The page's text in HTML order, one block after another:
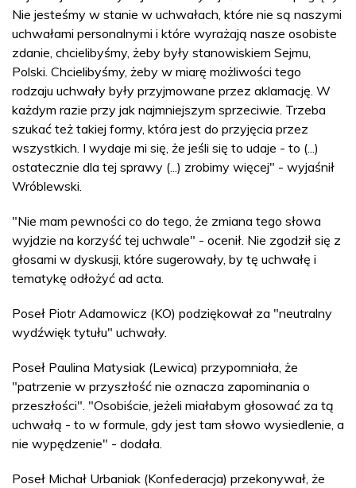
Nie jesteśmy w stanie w uchwałach, które nie są naszymi
uchwałami personalnymi i które wyrażają nasze osobiste
zdanie, chcielibyśmy, żeby były stanowiskiem Sejmu,
Polski. Chcielibyśmy, żeby w miarę możliwości tego
rodzaju uchwały były przyjmowane przez aklamację. W
każdym razie przy jak najmniejszym sprzeciwie. Trzeba
szukać też takiej formy, która jest do przyjęcia przez
wszystkich. I wydaje mi się, że jeśli się to udaje - to (...)
ostatecznie dla tej sprawy (...) zrobimy więcej" - wyjaśnił
Wróblewski.
"Nie mam pewności co do tego, że zmiana tego słowa
wyjdzie na korzyść tej uchwale" - ocenił. Nie zgodził się z
głosami w dyskusji, które sugerowały, by tę uchwałę i
tematykę odłożyć ad acta.
Poseł Piotr Adamowicz (KO) podziękował za "neutralny
wydźwięk tytułu" uchwały.
Poseł Paulina Matysiak (Lewica) przypomniała, że
"patrzenie w przyszłość nie oznacza zapominania o
przeszłości". "Osobiście, jeżeli miałabym głosować za tą
uchwałą - to w formule, gdy jest tam słowo wysiedlenie, a
nie wypędzenie" - dodała.
Poseł Michał Urbaniak (Konfederacja) przekonywał, że